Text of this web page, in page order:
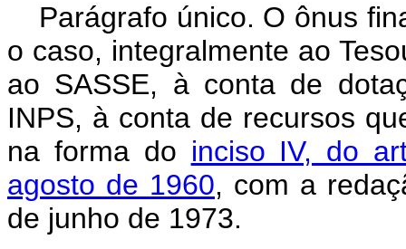
Parágrafo único. O ônus
o caso, integralmente ao
ao SASSE, à conta de
INPS, à conta de recursos
na forma do inciso IV, do
agosto de 1960, com a
de junho de 1973.